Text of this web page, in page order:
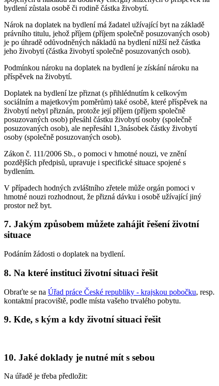
bydlení zůstala osobě či rodině částka živobytí.
Nárok na doplatek na bydlení má žadatel užívající byt na základě
právního titulu, jehož příjem (příjem společně posuzovaných osob)
je po úhradě odůvodněných nákladů na bydlení nižší než částka
jeho živobytí (částka živobytí společně posuzovaných osob).
Podmínkou nároku na doplatek na bydlení je získání nároku na
příspěvek na živobytí.
Doplatek na bydlení lze přiznat (s přihlédnutím k celkovým
sociálním a majetkovým poměrům) také osobě, které příspěvek na
živobytí nebyl přiznán, protože její příjem (příjem společně
posuzovaných osob) přesáhl částku živobytí osoby (společně
posuzovaných osob), ale nepřesáhl 1,3násobek částky živobytí
osoby (společně posuzovaných osob).
Zákon č. 111/2006 Sb., o pomoci v hmotné nouzi, ve znění
pozdějších předpisů, upravuje i specifické situace spojené s
bydlením.
V případech hodných zvláštního zřetele může orgán pomoci v
hmotné nouzi rozhodnout, že přizná dávku i osobě užívající jiný
prostor než byt.
7. Jakým způsobem můžete zahájit řešení životní
situace
Podáním žádosti o doplatek na bydlení.
8. Na které instituci životní situaci řešit
Obraťte se na Úřad práce České republiky - krajskou pobočku, resp.
kontaktní pracoviště, podle místa vašeho trvalého pobytu.
9. Kde, s kým a kdy životní situaci řešit
10. Jaké doklady je nutné mít s sebou
Na úřadě je třeba předložit: